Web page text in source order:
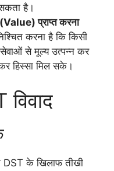
है।
प्राप्त करना
करना है कि किसी
से मूल्य उत्पन्न कर
हिस्सा मिल सके।
के खिलाफ तीखी